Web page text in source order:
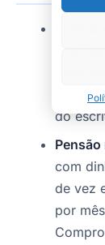
filho,
Esse
do
com
de vez
por